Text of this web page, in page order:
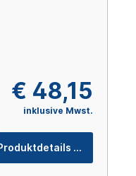
€ 48,15
inklusive Mwst.
Produktdetails